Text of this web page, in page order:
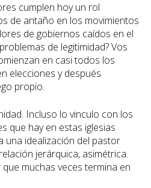
cumplen hoy un rol
de antaño en los movimientos
de gobiernos caídos en el
de legitimidad? Vos
en casi todos los
elecciones y después
propio.
Incluso lo vinculo con los
que hay en estas iglesias
una idealización del pastor
jerárquica, asimétrica.
muchas veces termina en